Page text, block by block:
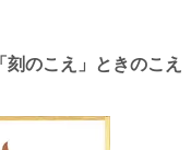
のこえ」ときのこえ